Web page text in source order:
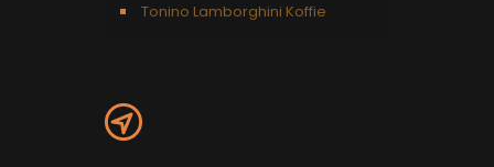
Tonino Lamborghini Koffie